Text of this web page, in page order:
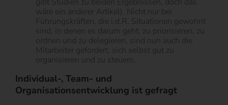
wäre ein anderer Artikel). Nicht nur bei
Führungskräften, die i.d.R. Situationen gewohnt
sind, in denen es darum geht, zu priorisieren, zu
ordnen und zu delegieren, sind nun auch die
Mitarbeiter gefordert, sich selbst gut zu
organisieren und zu steuern.
Individual-, Team- und
Organisationsentwicklung ist gefragt